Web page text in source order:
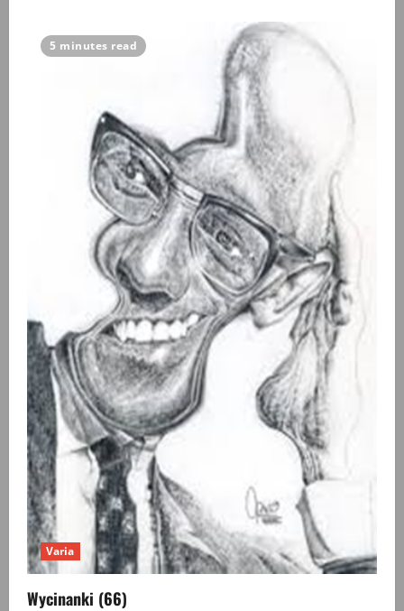
5 minutes read
Varia
Wycinanki (66)